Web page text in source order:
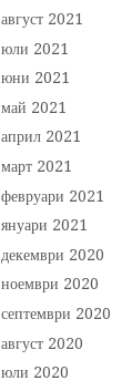
август 2021
юли 2021
юни 2021
май 2021
април 2021
март 2021
февруари 2021
януари 2021
декември 2020
ноември 2020
септември 2020
август 2020
юли 2020